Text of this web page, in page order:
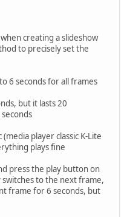
creating a slideshow
to precisely set the
6 seconds for all frames
but it lasts 20
player classic K-Lite
plays fine
press the play button on
to the next frame,
frame for 6 seconds, but